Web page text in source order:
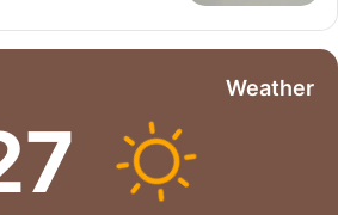
Weather